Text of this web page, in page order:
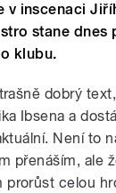
v inscenaci
stane dnes
klubu.
dobrý
Ibsena a
Není to
přenáším, ale
prorůst celou